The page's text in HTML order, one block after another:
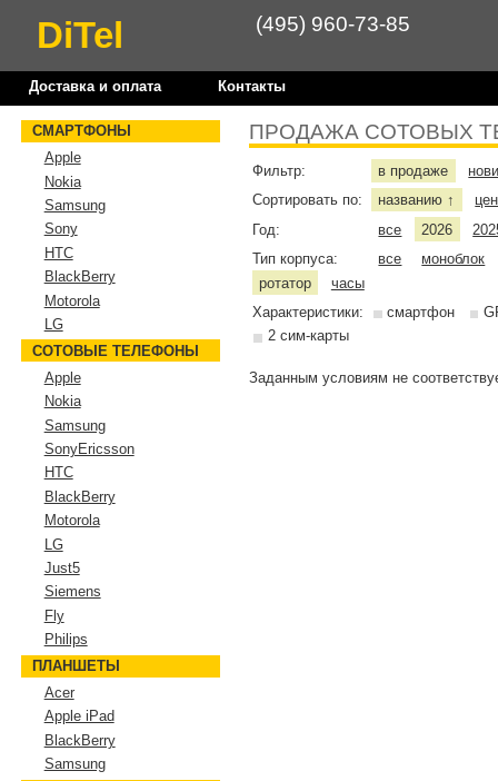
DiTel (495) 960-73-85
Доставка и оплата Контакты
ПРОДАЖА СОТОВЫХ
Фильтр: в продаже
Сортировать по:
названию ↑
Год:
все 2026
Тип корпуса:
все
моноблок
ротатор
часы
Характеристики:
смартфон
2 сим-карты
Заданным условиям не
СМАРТФОНЫ
Apple
Nokia
Samsung
Sony
HTC
BlackBerry
Motorola
LG
СОТОВЫЕ ТЕЛЕФОНЫ
Apple
Nokia
Samsung
SonyEricsson
HTC
BlackBerry
Motorola
LG
Just5
Siemens
Fly
Philips
ПЛАНШЕТЫ
Acer
Apple iPad
BlackBerry
Samsung